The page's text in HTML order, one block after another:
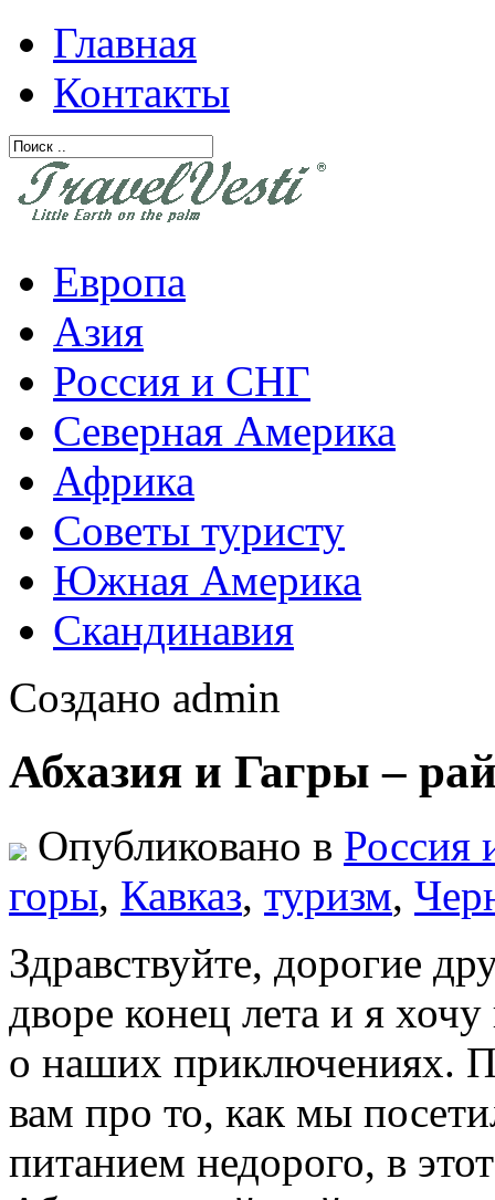
Главная
Контакты
Европа
Азия
Россия и СНГ
Северная Америка
Африка
Советы туристу
Южная Америка
Скандинавия
Создано admin
Абхазия и Гагры –
Опубликовано в
горы, Кавказ, туризм,
Здравствуйте, дорогие
дворе конец лета и я
о наших приключениях.
вам про то, как мы
питанием недорого, в